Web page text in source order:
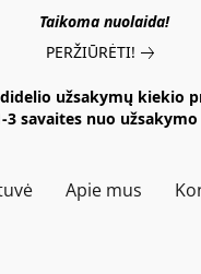
Taikoma nuolaida!
PERŽIŪRĖTI!
didelio užsakymų kiekio
3 savaites nuo
Apie mus